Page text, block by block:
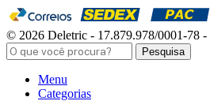
© 2026 Deletric - 17.879.978/0001-78 -
Pesquisa
Menu
Categorias